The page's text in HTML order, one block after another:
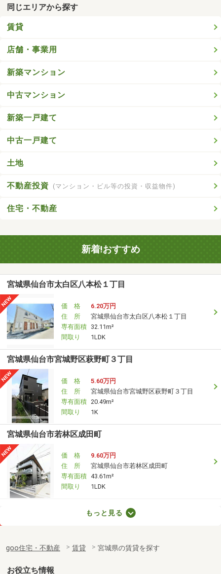
同じエリアから探す
賃貸
店舗・事業用
新築マンション
中古マンション
新築一戸建て
中古一戸建て
土地
不動産投資 (マンション・ビル等の投資・収益物件)
住宅・不動産
新着!おすすめ
宮城県仙台市太白区八本松１丁目
価 格
6.20万円
住 所
宮城県仙台市太白区八本松１丁目
専有面積 32.11m²
間取り
1LDK
宮城県仙台市宮城野区萩野町３丁目
価 格
5.60万円
住 所
宮城県仙台市宮城野区萩野町３丁目
専有面積 20.49m²
間取り
1K
宮城県仙台市若林区成田町
価 格
9.60万円
住 所
宮城県仙台市若林区成田町
専有面積 43.61m²
間取り
1LDK
宮城県仙台市若林区白萩町
専有面積
30.44m²
もっと見る
goo住宅・不動産 賃貸 宮城県の賃貸を探す
お役立ち情報